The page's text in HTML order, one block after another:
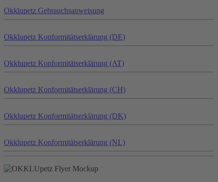
Okklupetz Gebrauchsanweisung
Okklupetz Konformitätserklärung (DE)
Okklupetz Konformitätserklärung (AT)
Okklupetz Konformitätserklärung (CH)
Okklupetz Konformitätserklärung (DK)
Okklupetz Konformitätserklärung (NL)